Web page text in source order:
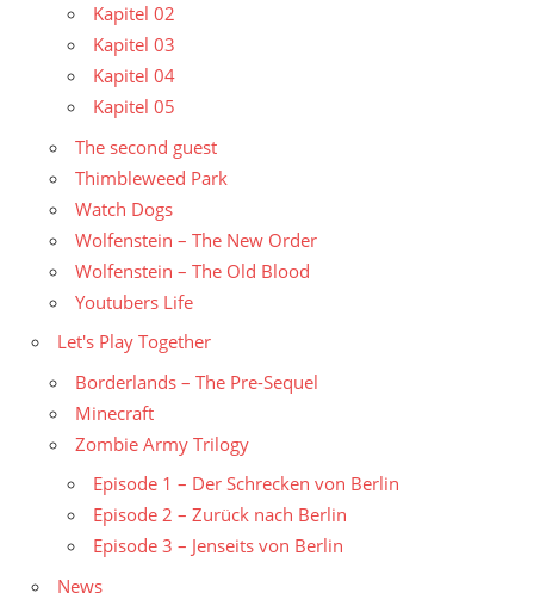
Kapitel 02
Kapitel 03
Kapitel 04
Kapitel 05
The second guest
Thimbleweed Park
Watch Dogs
Wolfenstein – The New Order
Wolfenstein – The Old Blood
Youtubers Life
Let's Play Together
Borderlands – The Pre-Sequel
Minecraft
Zombie Army Trilogy
Episode 1 – Der Schrecken von Berlin
Episode 2 – Zurück nach Berlin
Episode 3 – Jenseits von Berlin
News